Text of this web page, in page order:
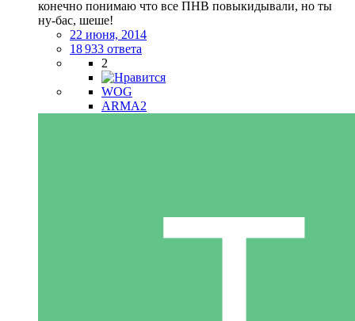
конечно понимаю что все ПНВ повыкидывали, но ты
ну-бас, шеше!
22 июня, 2014
18 933 ответа
2
WOG
ARMA2